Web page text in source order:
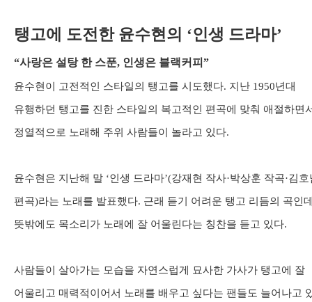
탱고에 도전한 윤수현의 ‘인생 드라마’
“사랑은 설탕 한 스푼, 인생은 블랙커피 ”
윤수현이 고전적인 스타일의 탱고를 시도했다. 지난 1950년대
유행하던 탱고를 진한 스타일의 복고적인 편곡에 맞춰 애절하면
정열적으로 노래해 주위 사람들이 놀라고 있다.
윤수현은 지난해 말 ‘인생 드라마’(강재현 작사·박상훈 작곡·김호
편곡)라는 노래를 발표했다. 근래 듣기 어려운 탱고 리듬의 곡인
뜻밖에도 목소리가 노래에 잘 어울린다는 칭찬을 듣고 있다.
사람들이 살아가는 모습을 자연스럽게 묘사한 가사가 탱고에 잘
어울리고 매력적이어서 노래를 배우고 싶다는 팬들도 늘어나고